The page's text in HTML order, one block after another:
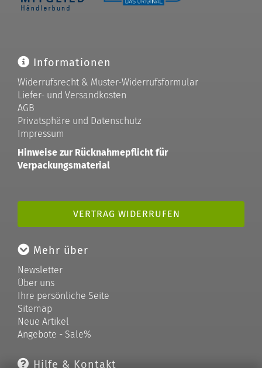
Informationen
Widerrufsrecht & Muster-Widerrufsformular
Liefer- und Versandkosten
AGB
Privatsphäre und Datenschutz
Impressum
Hinweise zur Rücknahmepflicht für
Verpackungsmaterial
VERTRAG WIDERRUFEN
Mehr über
Newsletter
Über uns
Ihre persönliche Seite
Sitemap
Neue Artikel
Angebote - Sale%
Hilfe & Kontakt